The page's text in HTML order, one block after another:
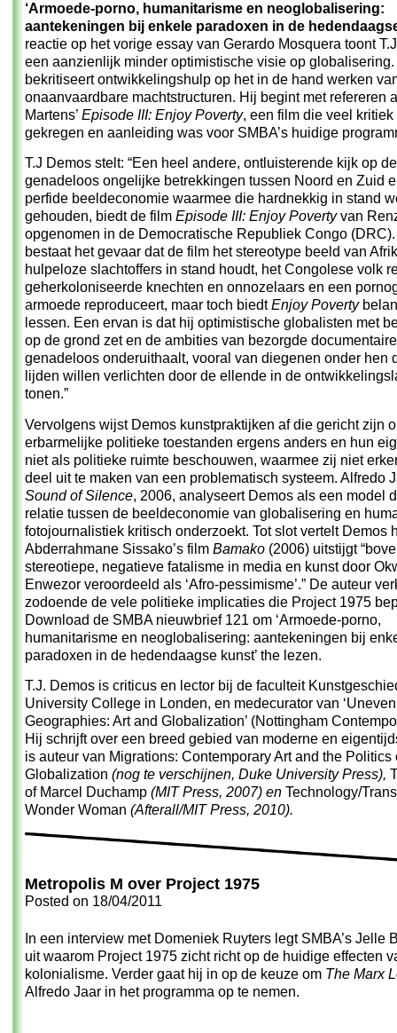
‘Armoede-porno, humanitarisme en neoglobalisering:
aantekeningen bij enkele paradoxen in de
reactie op het vorige essay van Gerardo Mosquera toont
een aanzienlijk minder optimistische visie op
bekritiseert ontwikkelingshulp op het in de hand werken
onaanvaardbare machtstructuren. Hij begint met refereren
Martens’ Episode III: Enjoy Poverty, een film die veel kritiek
gekregen en aanleiding was voor SMBA’s huidige
T.J Demos stelt: “Een heel andere, ontluisterende kijk op de
genadeloos ongelijke betrekkingen tussen Noord en Zuid
perfide beeldeconomie waarmee die hardnekkig in stand
gehouden, biedt de film Episode III: Enjoy Povertyvan
opgenomen in de Democratische Republiek Congo
bestaat het gevaar dat de film het stereotype beeld van
hulpeloze slachtoffers in stand houdt, het Congolese volk
geherkoloniseerde knechten en onnozelaars en een
armoede reproduceert, maar toch biedtEnjoy Poverty
lessen. Een ervan is dat hij optimistische globalisten met
op de grond zet en de ambities van bezorgde
genadeloos onderuithaalt, vooral van diegenen onder hen
lijden willen verlichten door de ellende in de
tonen.”
Vervolgens wijst Demos kunstpraktijken af die gericht zijn
erbarmelijke politieke toestanden ergens anders en hun
niet als politieke ruimte beschouwen, waarmee zij niet
deel uit te maken van een problematisch systeem. Alfredo
Sound of Silence, 2006, analyseert Demos als een model
relatie tussen de beeldeconomie van globalisering en
fotojournalistiek kritisch onderzoekt. Tot slot vertelt Demos
Abderrahmane Sissako’s film Bamako (2006) uitstijgt
stereotiepe, negatieve fatalisme in media en kunst door
Enwezor veroordeeld als ‘Afro-pessimisme’.” De auteur
zodoende de vele politieke implicaties die Project 1975
Download de SMBA nieuwbrief 121 om ‘Armoede-porno,
humanitarisme en neoglobalisering: aantekeningen bij
paradoxen in de hedendaagse kunst’ the lezen.
T.J. Demos is criticus en lector bij de faculteit
University College in Londen, en medecurator van ‘Uneven
Geographies: Art and Globalization’ (Nottingham
Hij schrijft over een breed gebied van moderne en
is auteur van Migrations: Contemporary Art and the Politics
Globalization (nog te verschijnen, Duke University Press),
of Marcel Duchamp (MIT Press, 2007) en Technology/
Wonder Woman (Afterall/MIT Press, 2010).
Metropolis M over Project 1975
Posted on 18/04/2011
In een interview met Domeniek Ruyters legt SMBA’s Jelle
uit waarom Project 1975 zicht richt op de huidige effecten
kolonialisme. Verder gaat hij in op de keuze om The Marx
Alfredo Jaar in het programma op te nemen.